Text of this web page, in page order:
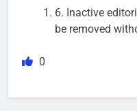
6. Inactive
be removed
0